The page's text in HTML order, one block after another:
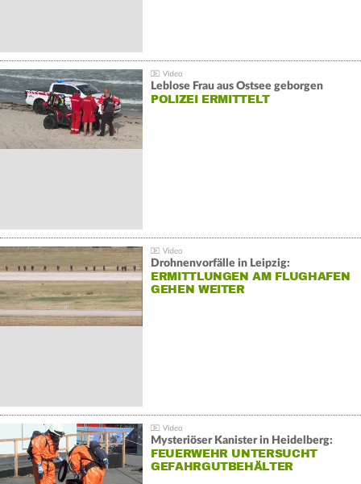
Leblose Frau aus Ostsee geborgen
POLIZEI ERMITTELT
Drohnenvorfälle in Leipzig:
ERMITTLUNGEN AM FLUGHAFEN
GEHEN WEITER
Mysteriöser Kanister in Heidelberg:
FEUERWEHR UNTERSUCHT
GEFAHRGUTBEHÄLTER